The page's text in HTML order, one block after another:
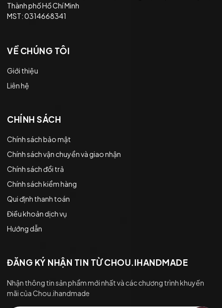
Thành phố Hồ Chí Minh
MST: 0314668341
VỀ CHÚNG TÔI
Giới thiệu
Liên hệ
CHÍNH SÁCH
Chính sách bảo mật
Chính sách vận chuyển và giao nhận
Chính sách đổi trả
Chính sách kiểm hàng
Qui định thanh toán
Điều khoản dịch vụ
Hướng dẫn
ĐĂNG KÝ NHẬN TIN TỪ CHOU.IHANDMADE
Nhận thông tin sản phẩm mới nhất và các chương trình khuyến
mãi của Chou.ihandmade